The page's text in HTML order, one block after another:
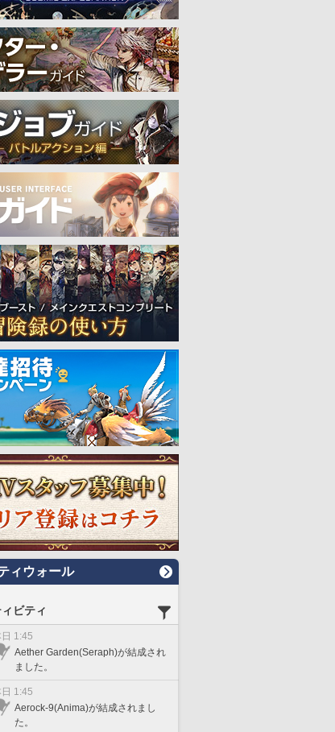
ィウォール
ビティ
1:45
Aether Garden(Seraph)が結成され
ました。
1:45
Aerock-9(Anima)が結成されまし
た。